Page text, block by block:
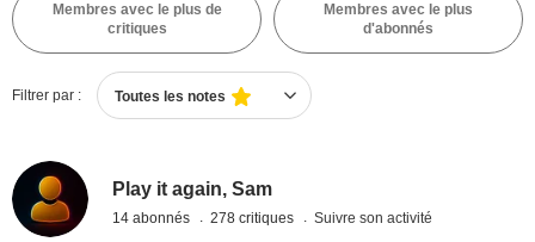
Membres avec le plus de
critiques
Membres avec le plus
d'abonnés
Filtrer par : Toutes les notes
Play it again, Sam
14 abonnés 278 critiques Suivre son activité